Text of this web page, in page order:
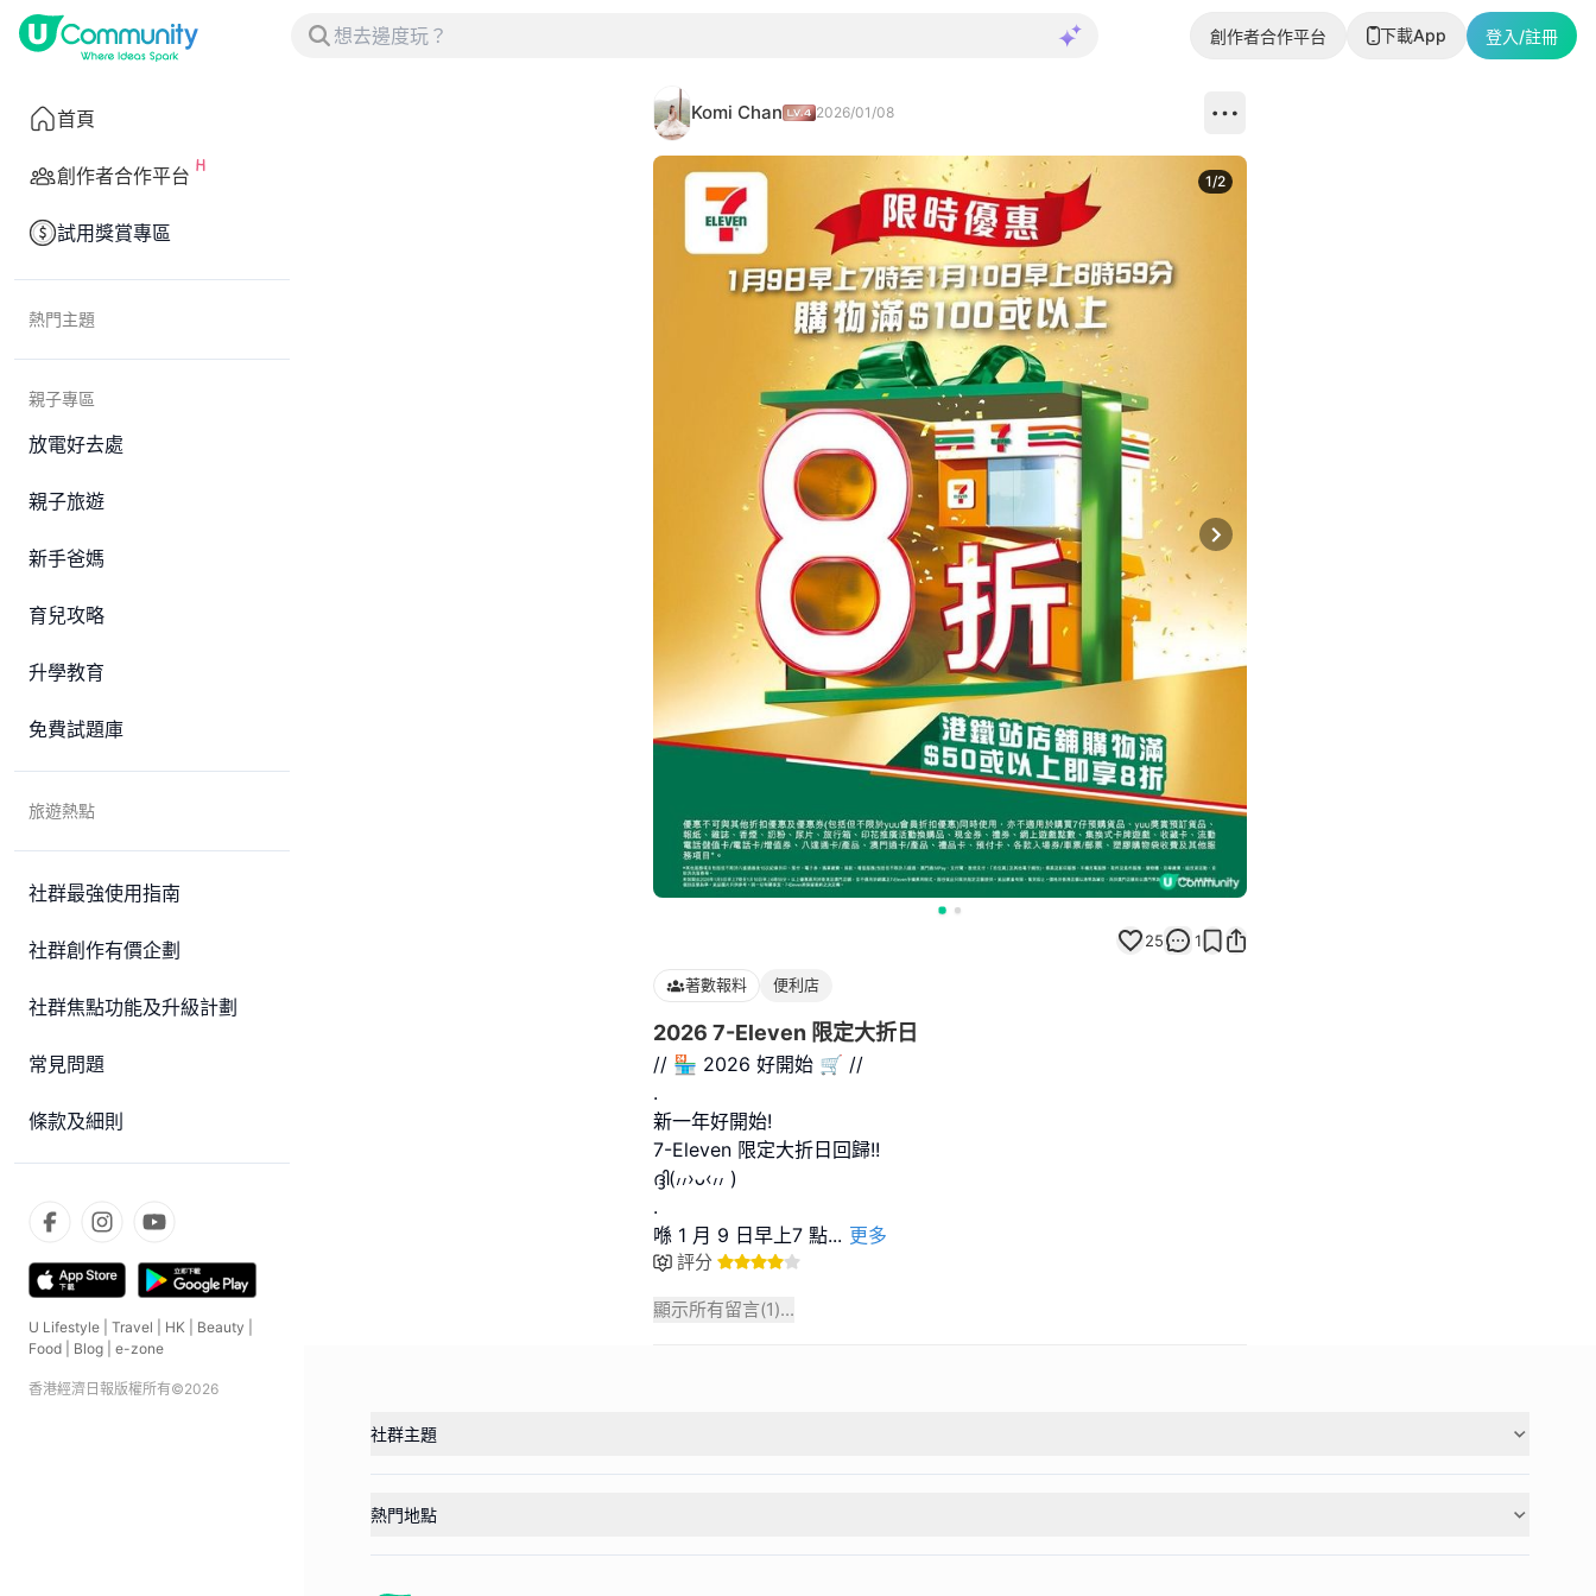
創作者合作平台 下載App 登入/註冊
首頁
創作者合作平台
試用獎賞專區
熱門主題
親子專區
放電好去處
親子旅遊
新手爸媽
育兒攻略
升學教育
免費試題庫
旅遊熱點
社群最強使用指南
社群創作有價企劃
社群焦點功能及升級計劃
常見問題
條款及細則
U Lifestyle Travel HK Beauty
Food
Blog e-zone
香港經濟日報版權所有©2026
Komi Chan 2026/01/08
Next slide
1/2
25 1
著數報料 便利店
2026 7-Eleven 限定大折日
// 🏪 2026 好開始 🛒 //
.
新一年好開始!
7-Eleven 限定大折日回歸!!
ദ്ദി(៸៸›ᴗ‹៸៸ )
.
喺 1 月 9 日早上7 點... 更多
評分
顯示所有留言(1)...
社群主題
熱門地點